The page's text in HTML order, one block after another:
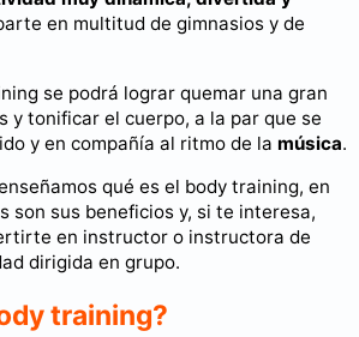
en multitud de gimnasios y de
se podrá lograr quemar una gran
y tonificar el cuerpo, a la par que se
y en compañía al ritmo de la música.
qué es el body training, en
son sus beneficios y, si te interesa,
en instructor o instructora de
dirigida en grupo.
training?